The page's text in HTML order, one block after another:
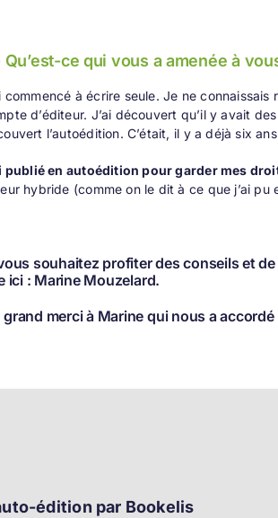
Qu’est-ce qui vous a amenée à
commencé à écrire seule. Je ne connaissais
d’éditeur. J’ai découvert qu’il y avait
l’autoédition. C’était, il y a déjà six
publié en autoédition pour garder mes
hybride (comme on le dit à ce que j’ai
souhaitez profiter des conseils et
ici : Marine Mouzelard.
grand merci à Marine qui nous a
édition par Bookelis